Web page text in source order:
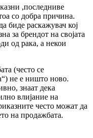
,последниве
со добра причина.
биде раскажувач кој
за брендот на својата
од рака, а некои
(често се
не е ништо ново.
знаат дека
влијание на
често можат да
на продажбата.